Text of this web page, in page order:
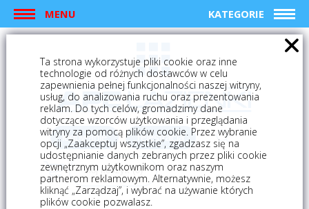
MENU KATEGORIE
logowanie rejestracja
Mój koszyk (0)
Ta strona wykorzystuje pliki cookie oraz inne
technologie od różnych dostawców w celu
zapewnienia pełnej funkcjonalności naszej witryny,
usług, do analizowania ruchu oraz prezentowania
reklam. Do tych celów, gromadzimy dane
dotyczące wzorców użytkowania i przeglądania
witryny za pomocą plików cookie. Przez wybranie
opcji „Zaakceptuj wszystkie”, zgadzasz się na
udostępnianie danych zebranych przez pliki cookie
zewnętrznym użytkownikom oraz naszym
partnerom reklamowym. Alternatywnie, możesz
kliknąć „Zarządzaj”, i wybrać na używanie których
plików cookie pozwalasz.